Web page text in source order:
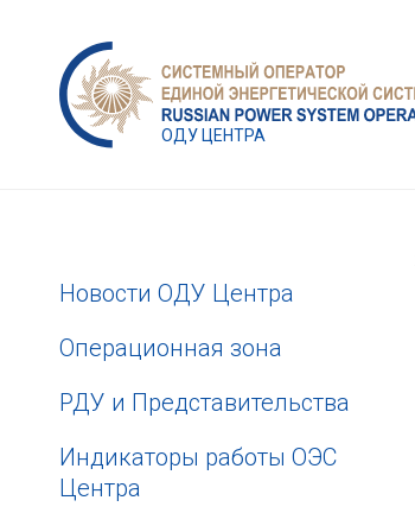
ОДУ ЦЕНТРА
Новости ОДУ Центра
Операционная зона
РДУ и Представительства
Индикаторы работы ОЭС
Центра